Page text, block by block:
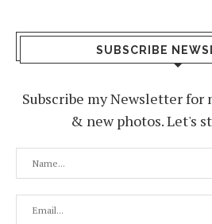
SUBSCRIBE
Subscribe my Newsletter for
& new photos. Let's